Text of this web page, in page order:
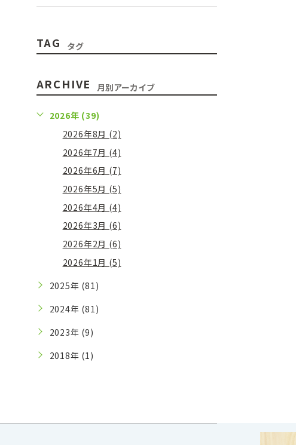
TAG タグ
ARCHIVE 月別アーカイブ
2026年 (39)
2026年8月 (2)
2026年7月 (4)
2026年6月 (7)
2026年5月 (5)
2026年4月 (4)
2026年3月 (6)
2026年2月 (6)
2026年1月 (5)
2025年 (81)
2024年 (81)
2023年 (9)
2018年 (1)